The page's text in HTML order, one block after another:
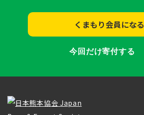
くまもり会員になる
今回だけ寄付する